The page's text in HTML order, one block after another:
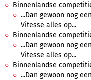
Binnenlandse
...Dan gewoon nog
Vitesse alles op...
Binnenlandse
...Dan gewoon nog
Vitesse alles op...
Binnenlandse
...Dan gewoon nog